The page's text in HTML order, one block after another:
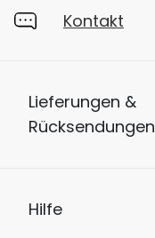
Kontakt
Lieferungen &
Rücksendungen
Hilfe